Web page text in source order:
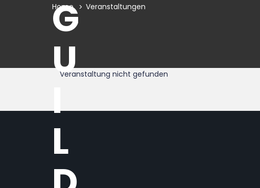
G
U
I
L
Home Veranstaltungen
Veranstaltung nicht gefunden